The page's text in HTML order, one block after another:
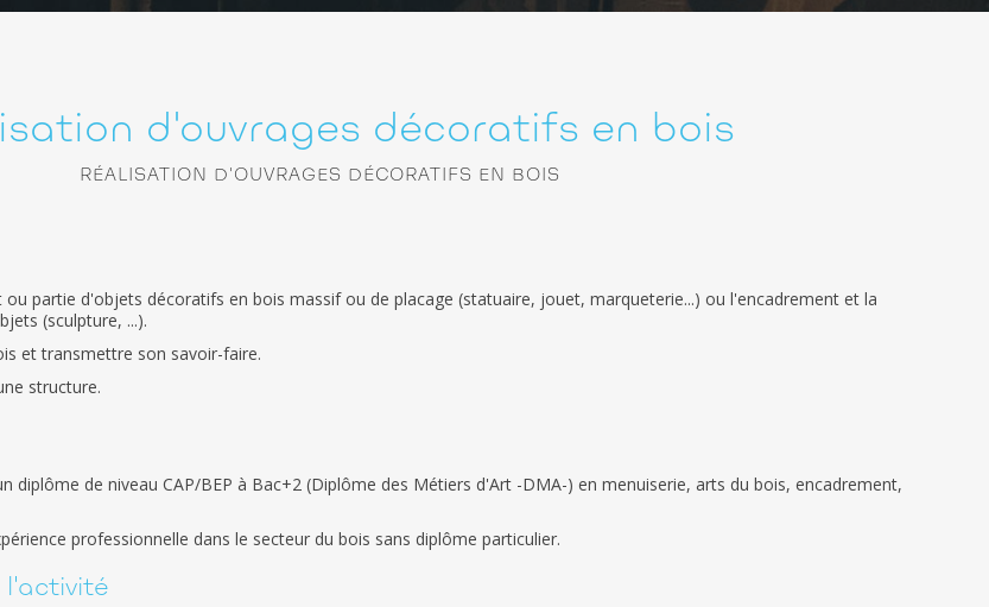
d'ouvrages décoratifs en bois
RÉALISATION D'OUVRAGES DÉCORATIFS EN BOIS
partie d'objets décoratifs en bois massif ou de placage (statuaire, jouet, marqueterie...) ou l'encadrement et la
(sculpture, ...).
et transmettre son savoir-faire.
structure.
diplôme de niveau CAP/BEP à Bac+2 (Diplôme des Métiers d'Art -DMA-) en menuiserie, arts du bois, encadrement,
professionnelle dans le secteur du bois sans diplôme particulier.
l'activité